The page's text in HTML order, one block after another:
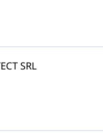
SRL